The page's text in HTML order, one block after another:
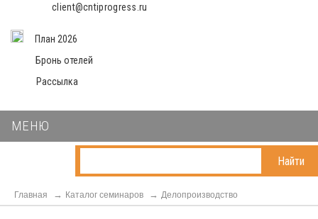
client@cntiprogress.ru
План 2026
Бронь отелей
Рассылка
МЕНЮ
Найти
Главная Каталог семинаров Делопроизводство